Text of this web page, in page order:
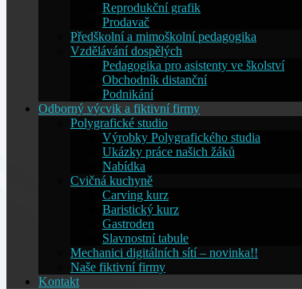
Reprodukční grafik
Prodavač
Předškolní a mimoškolní pedagogika
Vzdělávání dospělých
Pedagogika pro asistenty ve školství
Obchodník distanční
Podnikání
Odborný výcvik a fiktivní firmy
Polygrafické studio
Výrobky Polygrafického studia
Ukázky práce našich žáků
Nabídka
Cvičná kuchyně
Carving kurz
Baristický kurz
Gastroden
Slavnostní tabule
Mechanici digitálních sítí – novinka!!
Naše fiktivní firmy
Kontakt